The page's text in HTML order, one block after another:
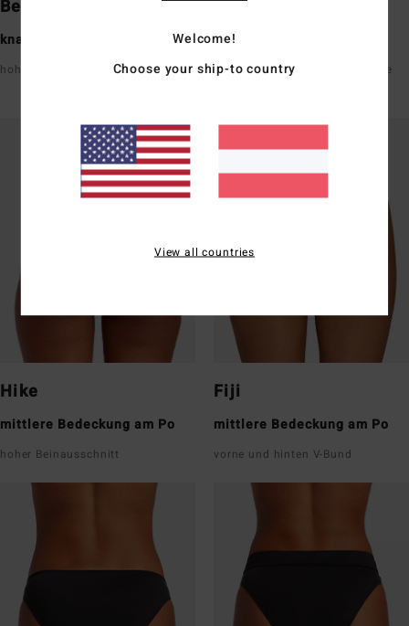
Bells
knapp geschnitten am Po
hoher Beinausschnitt
Tanga
knapp geschnitten am Po
super-niedrig geschnitten vorne
Hike
mittlere Bedeckung am Po
hoher Beinausschnitt
Fiji
mittlere Bedeckung am Po
vorne und hinten V-Bund
Welcome!
Choose your ship-to country
View all countries